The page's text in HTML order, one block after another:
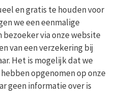
en gratis te houden voor
we een eenmalige
via onze website
van een verzekering bij
Het is mogelijk dat we
opgenomen op onze
geen informatie over is